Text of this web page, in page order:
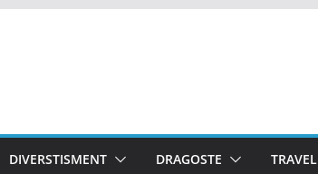
DIVERSTISMENT DRAGOSTE TRAVEL